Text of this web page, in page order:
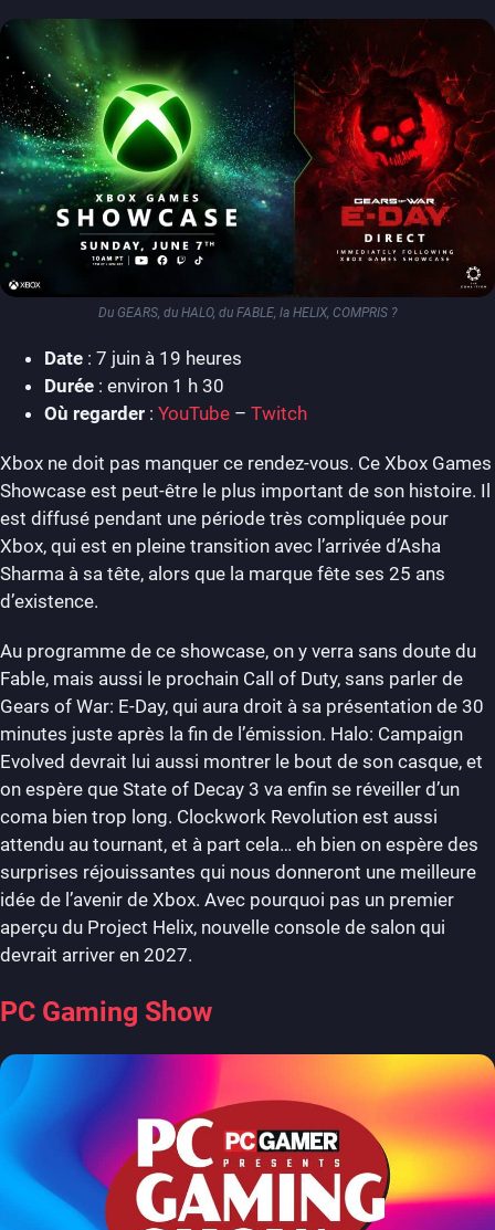
Du GEARS, du HALO, du FABLE, la HELIX, COMPRIS ?
Date : 7 juin à 19 heures
Durée : environ 1 h 30
Où regarder : YouTube – Twitch
Xbox ne doit pas manquer ce rendez-vous. Ce Xbox Games
Showcase est peut-être le plus important de son histoire. Il
est diffusé pendant une période très compliquée pour
Xbox, qui est en pleine transition avec l’arrivée d’Asha
Sharma à sa tête, alors que la marque fête ses 25 ans
d’existence.
Au programme de ce showcase, on y verra sans doute du
Fable, mais aussi le prochain Call of Duty, sans parler de
Gears of War: E-Day, qui aura droit à sa présentation de 30
minutes juste après la fin de l’émission. Halo: Campaign
Evolved devrait lui aussi montrer le bout de son casque, et
on espère que State of Decay 3 va enfin se réveiller d’un
coma bien trop long. Clockwork Revolution est aussi
attendu au tournant, et à part cela… eh bien on espère des
surprises réjouissantes qui nous donneront une meilleure
idée de l’avenir de Xbox. Avec pourquoi pas un premier
aperçu du Project Helix, nouvelle console de salon qui
devrait arriver en 2027.
PC Gaming Show